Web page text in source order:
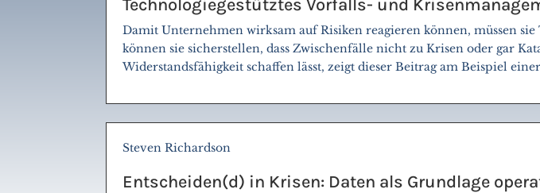
Technologiegestütztes Vorfalls- und
Damit Unternehmen wirksam auf Risiken reagieren können, müssen
können sie sicherstellen, dass Zwischenfälle nicht zu Krisen oder gar
Widerstandsfähigkeit schaffen lässt, zeigt dieser Beitrag am Beispiel
Steven Richardson
Entscheiden(d) in Krisen: Daten als Grundlage